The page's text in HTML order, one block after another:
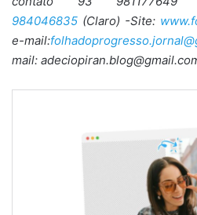
984046835 (Claro) -Site:
e-mail:
mail: